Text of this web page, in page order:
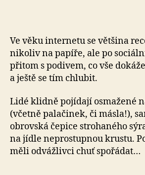
Ve věku internetu se většina
nikoliv na papíře, ale po
přitom s podivem, co vše
a ještě se tím chlubit.
Lidé klidně pojídají osmažené
(včetně palačinek, či másla!),
obrovská čepice strohaného
na jídle neprostupnou krustu.
měli odvážlivci chuť spořádat…